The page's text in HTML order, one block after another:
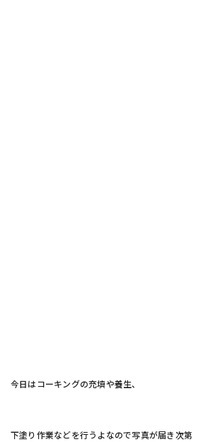
今日はコーキングの充填や養生、
下塗り作業などを行うよなので写真が届き次第